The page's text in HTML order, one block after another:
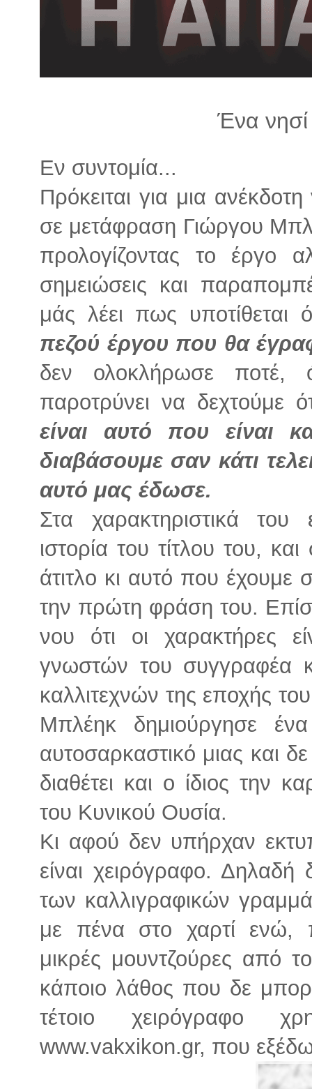
Ένα νησί
Εν συντομία...
Πρόκειται για μια
σε μετάφραση Γιώργου
προλογίζοντας το έργο
σημειώσεις και
μάς λέει πως υποτίθεται
πεζού έργου που θα
δεν ολοκλήρωσε
παροτρύνει να δεχτούμε
είναι αυτό που είναι
διαβάσουμε σαν κάτι
αυτό μας έδωσε.
Στα χαρακτηριστικά του
ιστορία του τίτλου του,
άτιτλο κι αυτό που
την πρώτη φράση του.
νου ότι οι χαρακτήρες
γνωστών του συγγραφέα
καλλιτεχνών της εποχής
Μπλέηκ δημιούργησε
αυτοσαρκαστικό μιας και
διαθέτει και ο ίδιος την
του Κυνικού Ουσία.
Κι αφού δεν υπήρχαν
είναι χειρόγραφο. Δηλαδή
των καλλιγραφικών
με πένα στο χαρτί ενώ,
μικρές μουντζούρες από
κάποιο λάθος που δε
τέτοιο χειρόγραφο
www.vakxikon.gr, που